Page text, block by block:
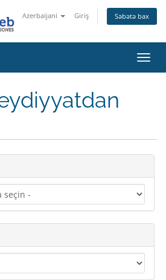
Azerbaijani Giriş Səbətə bax